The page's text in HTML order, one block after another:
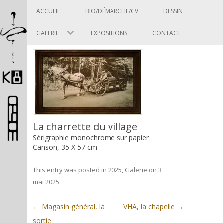
Pascal Picard
ACCUEIL BIO/DÉMARCHE/CV DESSIN
GALERIE EXPOSITIONS CONTACT
La charrette du village
Sérigraphie monochrome sur papier
Canson, 35 X 57 cm
This entry was posted in 2025, Galerie on 3
mai 2025.
Post navigation
← Magasin général, la
sortie
VHA, la chapelle →